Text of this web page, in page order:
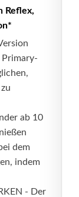
Reflex,
ab 10
dem
indem
- Der